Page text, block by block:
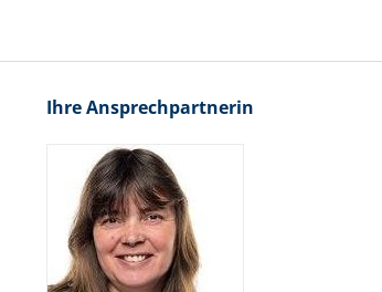
Ihre Ansprechpartnerin